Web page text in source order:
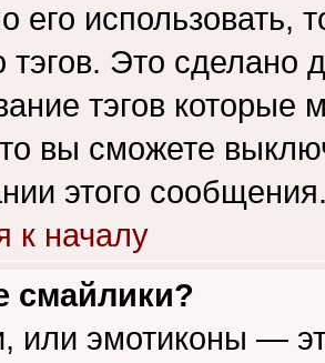
его использовать,
тэгов. Это сделано
тэгов
вы сможете
этого
к началу
смайлики?
или эмотиконы —